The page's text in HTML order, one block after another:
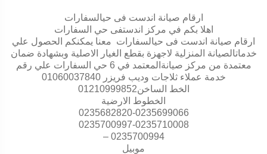
ارقام صيانة اندست فى حيالسفارات
اهلا بكم في مركز اندستفى حي السفارات
ارقام صيانة اندست فى حيالسفارات معنا يمكنكم الحصول علي
خدماتالصيانة المنزلية لاجهزة بقطع الغيار الاصلية وبشهادة ضمان
معتمدة من مركز صيانةالمعتمد في 6 حي السفارات علي رقم
خدمة عملاء ثلاجات وديب فريزر 01060037840
الخط الساخن01210999852
الخطوط الارضية
0235682820-0235699066
0235700997-0235710008
– 0235700994
موبيل